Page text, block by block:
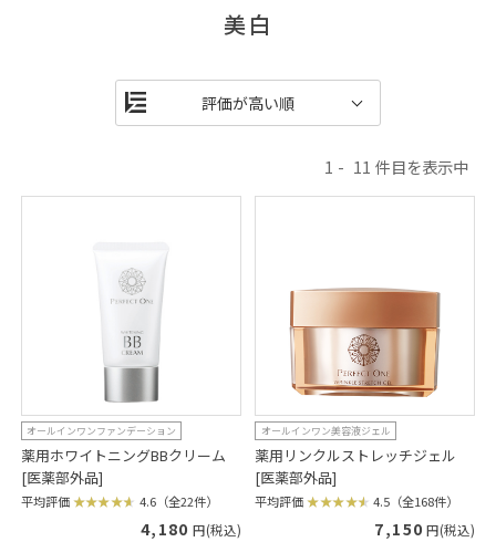
美白
1 11
オールインワンファンデーション
薬用ホワイトニングBBクリーム
[医薬部外品]
平均評価 4.6（全22件）
4,180 円(税込)
オールインワン美容液ジェル
薬用リンクルストレッチジェル
[医薬部外品]
平均評価 4.5（全168件）
7,150 円(税込)